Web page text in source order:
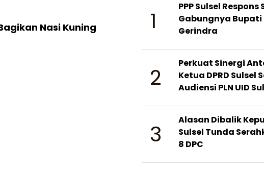
Nasi Kuning
1
PPP Sulsel
Gabungnya Bupati
Gerindra
2
Perkuat Sinergi
Ketua DPRD Sulsel
Audiensi PLN UID
3
Alasan Dibalik
Sulsel Tunda
8 DPC